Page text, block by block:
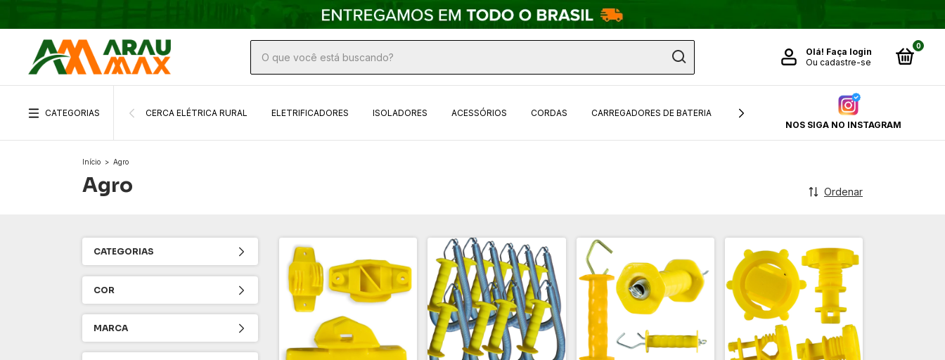
Olá! Faça login
Ou cadastre-se
0
CATEGORIAS CERCA ELÉTRICA RURAL ELETRIFICADORES ISOLADORES ACESSÓRIOS CORDAS CARREGADORES DE BATERIA
PAINÉIS SOLARES
NOS SIGA NO INSTAGRAM
Início > Agro
Agro Ordenar
CATEGORIAS
COR
MARCA